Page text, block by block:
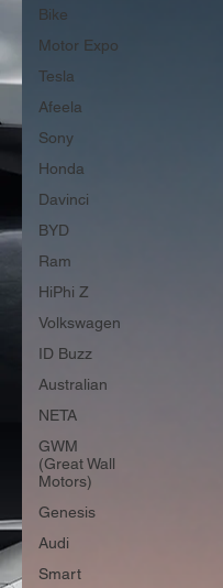
Bike
Motor Expo
Tesla
Afeela
Sony
Honda
Davinci
BYD
Ram
HiPhi Z
Volkswagen
ID Buzz
Australian
NETA
GWM
(Great Wall
Motors)
Genesis
Audi
Smart